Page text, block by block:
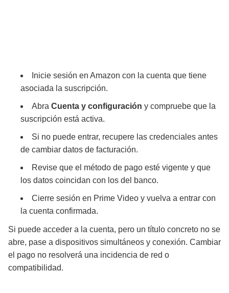
Inicie sesión en Amazon con la cuenta que tiene
asociada la suscripción.
Abra Cuenta y configuración y compruebe que la
suscripción está activa.
Si no puede entrar, recupere las credenciales antes
de cambiar datos de facturación.
Revise que el método de pago esté vigente y que
los datos coincidan con los del banco.
Cierre sesión en Prime Video y vuelva a entrar con
la cuenta confirmada.
Si puede acceder a la cuenta, pero un título concreto no se
abre, pase a dispositivos simultáneos y conexión. Cambiar
el pago no resolverá una incidencia de red o
compatibilidad.